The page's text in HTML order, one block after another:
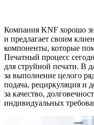
Компания KNF хорошо
и предлагает своим
компоненты, которые
Печатный процесс
для струйной печати. В
за выполнение целого
подача, рециркуляция и
за качество,
индивидуальных